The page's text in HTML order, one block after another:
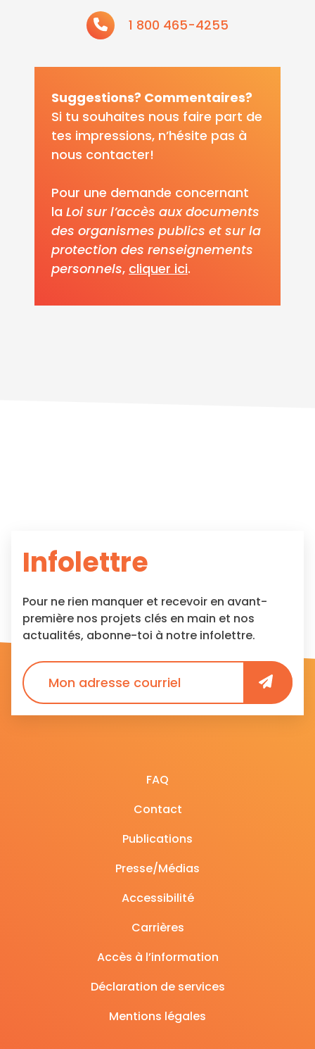
1 800 465-4255
Suggestions? Commentaires?
Si tu souhaites nous faire part de
tes impressions, n’hésite pas à
nous contacter!
Pour une demande concernant
la Loi sur l’accès aux documents
des organismes publics et sur la
protection des renseignements
personnels, cliquer ici.
Infolettre
Pour ne rien manquer et recevoir en avant-
première nos projets clés en main et nos
actualités, abonne-toi à notre infolettre.
FAQ
Contact
Publications
Presse/Médias
Accessibilité
Carrières
Accès à l’information
Déclaration de services
Mentions légales